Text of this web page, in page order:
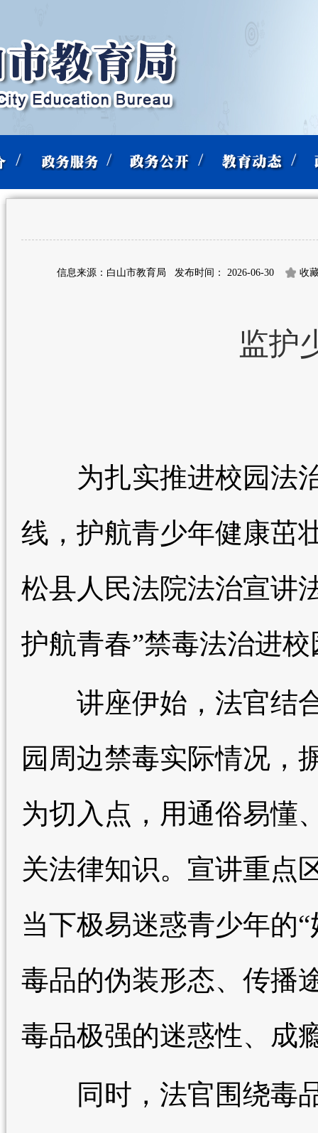
信息来源：白山市教育局 发布时间： 2026-06-30 收
监护
为扎实推进校园法治
线，护航青少年健康茁
松县人民法院法治宣讲
护航青春”禁毒法治进
讲座伊始，法官结合
园周边禁毒实际情况，
为切入点，用通俗易懂
关法律知识。宣讲重点
当下极易迷惑青少年的“
毒品的伪装形态、传播
毒品极强的迷惑性、成
同时，法官围绕毒品